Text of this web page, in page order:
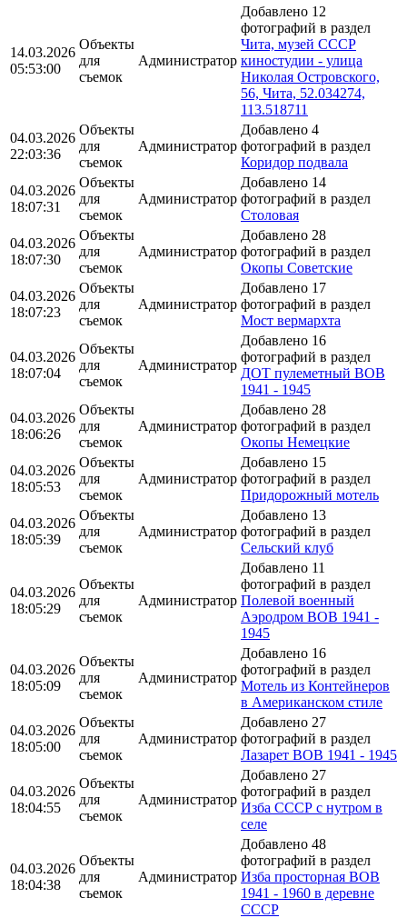
14.03.2026
05:53:00
Объекты
для
съемок
Администратор
Добавлено 12
фотографий в раздел
Чита, музей СССР
киностудии - улица
Николая Островского,
56, Чита, 52.034274,
113.518711
04.03.2026
22:03:36
Объекты
для
съемок
Администратор
Добавлено 4
фотографий в раздел
Коридор подвала
04.03.2026
18:07:31
Объекты
для
съемок
Администратор
Добавлено 14
фотографий в раздел
Столовая
04.03.2026
18:07:30
Объекты
для
съемок
Администратор
Добавлено 28
фотографий в раздел
Окопы Советские
04.03.2026
18:07:23
Объекты
для
съемок
Администратор
Добавлено 17
фотографий в раздел
Мост вермархта
04.03.2026
18:07:04
Объекты
для
съемок
Администратор
Добавлено 16
фотографий в раздел
ДОТ пулеметный ВОВ
1941 - 1945
04.03.2026
18:06:26
Объекты
для
съемок
Администратор
Добавлено 28
фотографий в раздел
Окопы Немецкие
04.03.2026
18:05:53
Объекты
для
съемок
Администратор
Добавлено 15
фотографий в раздел
Придорожный мотель
04.03.2026
18:05:39
Объекты
для
съемок
Администратор
Добавлено 13
фотографий в раздел
Сельский клуб
04.03.2026
18:05:29
Объекты
для
съемок
Администратор
Добавлено 11
фотографий в раздел
Полевой военный
Аэродром ВОВ 1941 -
1945
04.03.2026
18:05:09
Объекты
для
съемок
Администратор
Добавлено 16
фотографий в раздел
Мотель из Контейнеров
в Американском стиле
04.03.2026
18:05:00
Объекты
для
съемок
Администратор
Добавлено 27
фотографий в раздел
Лазарет ВОВ 1941 - 1945
04.03.2026
18:04:55
Объекты
для
съемок
Администратор
Добавлено 27
фотографий в раздел
Изба СССР с нутром в
селе
04.03.2026
18:04:38
Объекты
для
съемок
Администратор
Добавлено 48
фотографий в раздел
Изба просторная ВОВ
1941 - 1960 в деревне
СССР